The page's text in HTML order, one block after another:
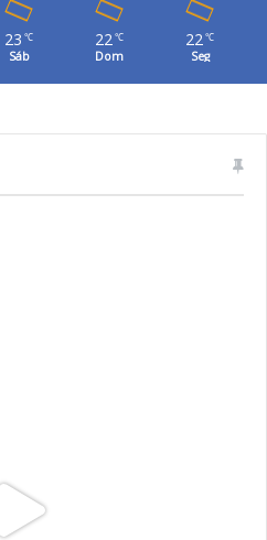
23 ℃
Sáb
22℃
Dom
22℃
Seg